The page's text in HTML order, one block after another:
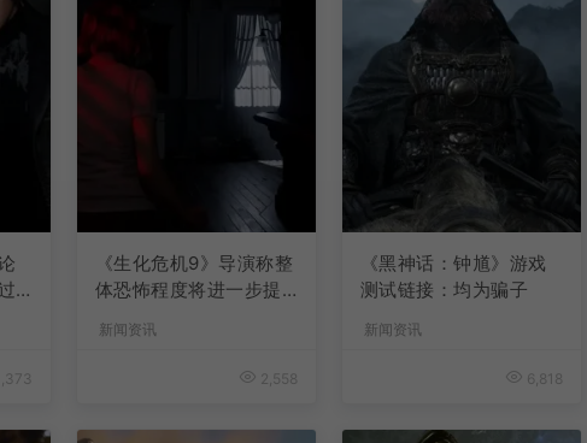
《生化危机9》导演称整
体恐怖程度将进一步提
新闻资讯
2,558
《黑神话：钟馗》游戏
测试链接：均为骗子
新闻资讯
6,818